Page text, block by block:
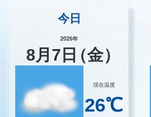
今日
2026年
8月 7 日（金）
現在温度
26℃